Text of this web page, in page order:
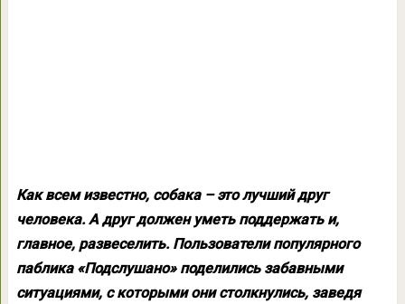
Как всем известно, собака – это лучший друг
человека. А друг должен уметь поддержать и,
главное, развеселить. Пользователи популярного
паблика «Подслушано» поделились забавными
ситуациями, с которыми они столкнулись, заведя